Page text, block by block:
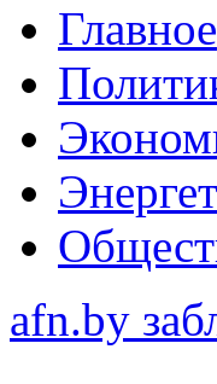
Главное
afn.by